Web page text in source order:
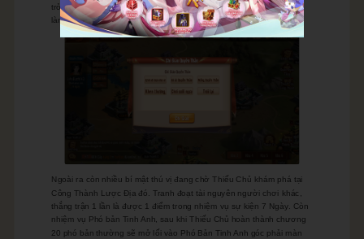
trở thành Quyền thần của mình. Có Quyền thần rồi chúng ta có thể
làm nhiều trò vui lắm.
Ngoài ra còn nhiều bí mật thú vị đang chờ Thiếu Chủ khám phá tại
Công Thành Lược Địa đó. Tranh đoạt tài nguyên người chơi khác,
thắng trận 1 lần là được 1 điểm trong nhiệm vụ sự kiện 7 Ngày. Còn
nhiệm vụ Phó bản Tinh Anh, sau khi Thiếu Chủ hoàn thành chương
20 phó bản thường sẽ mở lối vào Phó Bản Tinh Anh góc phải màn